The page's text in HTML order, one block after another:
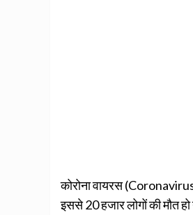
कोरोना वायरस
इससे 20 हजार लोगों की मौत